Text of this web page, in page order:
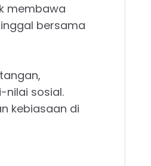
membawa
bersama
nilai sosial.
kebiasaan di